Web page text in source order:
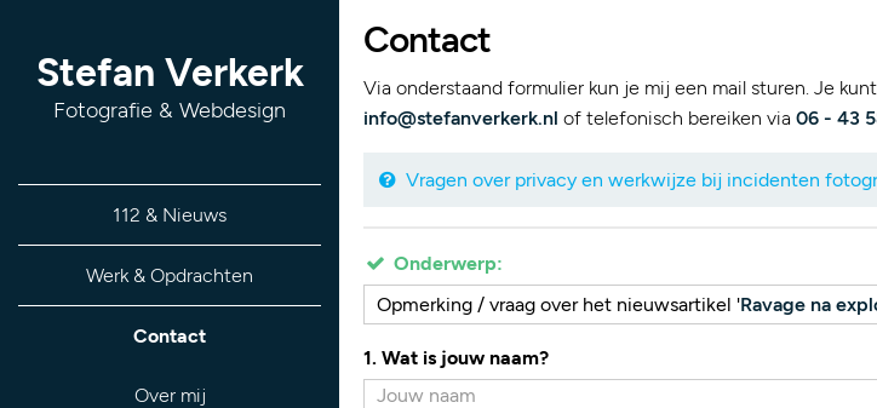
Stefan Verkerk
Fotografie & Webdesign
112 & Nieuws
Werk & Opdrachten
Contact
Over mij
Contact
Via onderstaand formulier kun je mij een mail sturen. Je
info@stefanverkerk.nl of telefonisch bereiken via 06 - 43
Vragen over privacy en werkwijze bij incidenten
Onderwerp:
Opmerking / vraag over het nieuwsartikel 'Ravage na
1. Wat is jouw naam?